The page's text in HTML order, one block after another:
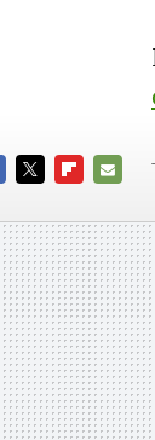
MAIL